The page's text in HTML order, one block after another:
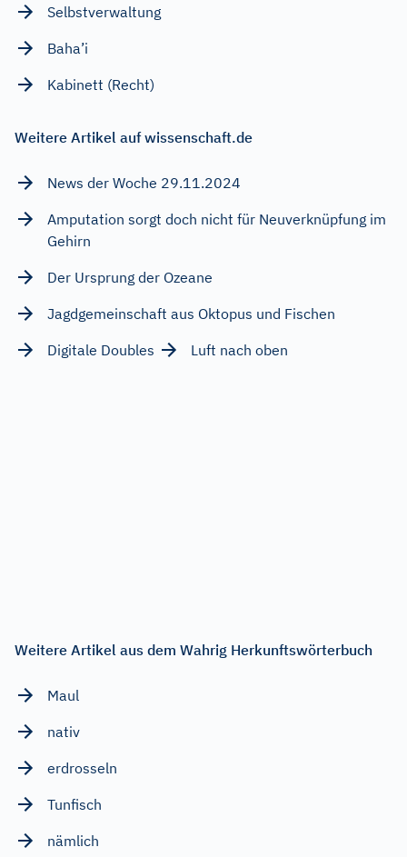
Selbstverwaltung
Baha’i
Kabinett (Recht)
Weitere Artikel auf wissenschaft.de
News der Woche 29.11.2024
Amputation sorgt doch nicht für Neuverknüpfung im
Gehirn
Der Ursprung der Ozeane
Jagdgemeinschaft aus Oktopus und Fischen
Digitale Doubles
Luft nach oben
Weitere Artikel aus dem Wahrig Herkunftswörterbuch
Maul
nativ
erdrosseln
Tunfisch
nämlich